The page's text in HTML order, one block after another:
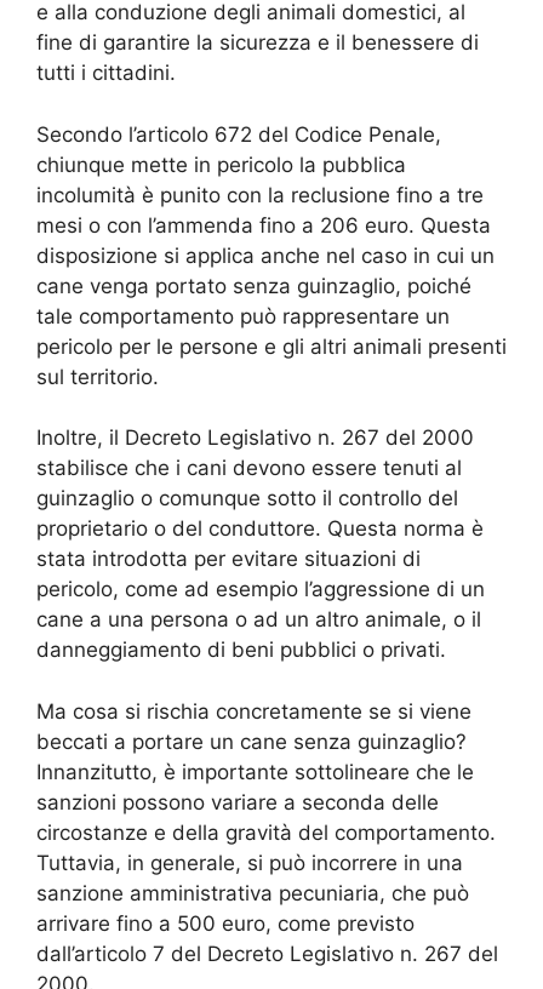
e alla conduzione degli animali domestici, al
fine di garantire la sicurezza e il benessere di
tutti i cittadini.
Secondo l’articolo 672 del Codice Penale,
chiunque mette in pericolo la pubblica
incolumità è punito con la reclusione fino a tre
mesi o con l’ammenda fino a 206 euro. Questa
disposizione si applica anche nel caso in cui un
cane venga portato senza guinzaglio, poiché
tale comportamento può rappresentare un
pericolo per le persone e gli altri animali presenti
sul territorio.
Inoltre, il Decreto Legislativo n. 267 del 2000
stabilisce che i cani devono essere tenuti al
guinzaglio o comunque sotto il controllo del
proprietario o del conduttore. Questa norma è
stata introdotta per evitare situazioni di
pericolo, come ad esempio l’aggressione di un
cane a una persona o ad un altro animale, o il
danneggiamento di beni pubblici o privati.
Ma cosa si rischia concretamente se si viene
beccati a portare un cane senza guinzaglio?
Innanzitutto, è importante sottolineare che le
sanzioni possono variare a seconda delle
circostanze e della gravità del comportamento.
Tuttavia, in generale, si può incorrere in una
sanzione amministrativa pecuniaria, che può
arrivare fino a 500 euro, come previsto
dall’articolo 7 del Decreto Legislativo n. 267 del
2000.